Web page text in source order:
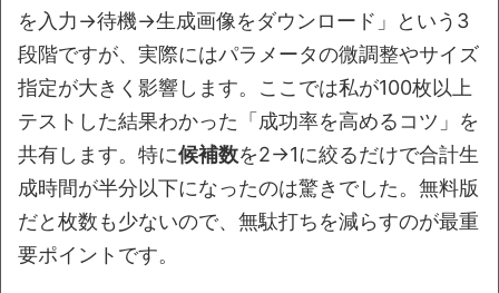
を入力→待機→生成画像をダウンロード」という3
段階ですが、実際にはパラメータの微調整やサイズ
指定が大きく影響します。ここでは私が100枚以上
テストした結果わかった「成功率を高めるコツ」を
共有します。特に候補数を2→1に絞るだけで合計生
成時間が半分以下になったのは驚きでした。無料版
だと枚数も少ないので、無駄打ちを減らすのが最重
要ポイントです。